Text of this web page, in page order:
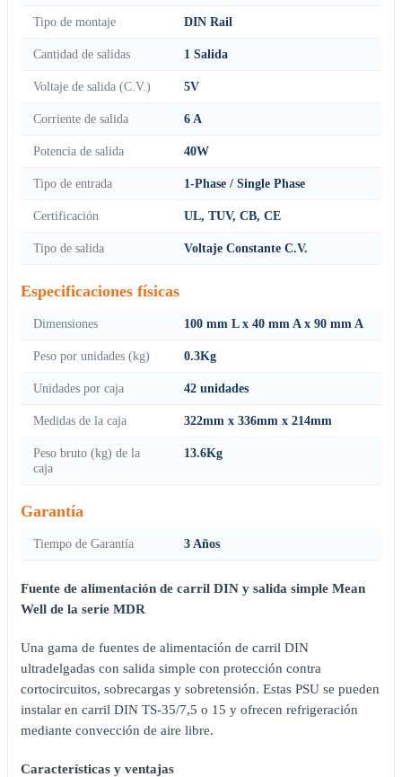
Tipo de montaje DIN Rail
Cantidad de salidas 1 Salida
Voltaje de salida (C.V.) 5V
Corriente de salida 6 A
Potencia de salida 40W
Tipo de entrada 1-Phase / Single Phase
Certificación UL, TUV, CB, CE
Tipo de salida Voltaje Constante C.V.
Especificaciones físicas
Dimensiones 100 mm L x 40 mm A x 90 mm A
Peso por unidades (kg) 0.3Kg
Unidades por caja 42 unidades
Medidas de la caja 322mm x 336mm x 214mm
Peso bruto (kg) de la
caja
13.6Kg
Garantía
Tiempo de Garantía 3 Años
Fuente de alimentación de carril DIN y salida simple Mean
Well de la serie MDR
Una gama de fuentes de alimentación de carril DIN
ultradelgadas con salida simple con protección contra
cortocircuitos, sobrecargas y sobretensión. Estas PSU se pueden
instalar en carril DIN TS-35/7,5 o 15 y ofrecen refrigeración
mediante convección de aire libre.
Características y ventajas